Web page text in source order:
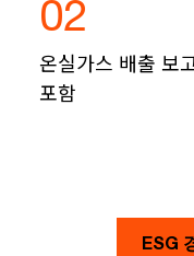
02
온실가스 배출 보
포함
ESG